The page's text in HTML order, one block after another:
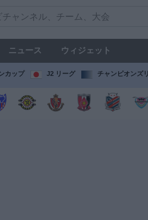
ニュース ウィジェット
カップ J2 リーグ チャンピオンズ